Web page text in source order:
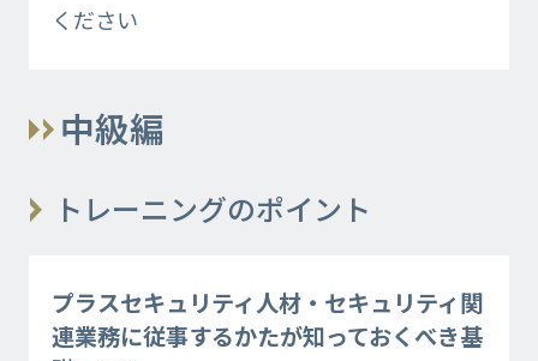
ください
中級編
トレーニングのポイント
プラスセキュリティ人材・セキュリティ関
連業務に従事するかたが知っておくべき基